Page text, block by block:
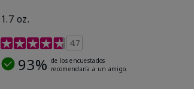
1.7 oz.
Calificación de clientes de 5 de 5
4.7
93% de los encuestados
recomendaría a un amigo.